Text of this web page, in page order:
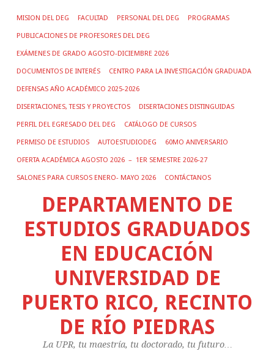
MISION DEL DEG FACULTAD PERSONAL DEL DEG PROGRAMAS
PUBLICACIONES DE PROFESORES DEL DEG
EXÁMENES DE GRADO AGOSTO-DICIEMBRE 2026
DOCUMENTOS DE INTERÉS CENTRO PARA LA INVESTIGACIÓN GRADUADA
DEFENSAS AÑO ACADÉMICO 2025-2026
DISERTACIONES, TESIS Y PROYECTOS DISERTACIONES DISTINGUIDAS
PERFIL DEL EGRESADO DEL DEG CATÁLOGO DE CURSOS
PERMISO DE ESTUDIOS AUTOESTUDIODEG 60MO ANIVERSARIO
OFERTA ACADÉMICA AGOSTO 2026 – 1ER SEMESTRE 2026-27
SALONES PARA CURSOS ENERO- MAYO 2026 CONTÁCTANOS
DEPARTAMENTO DE
ESTUDIOS GRADUADOS
EN EDUCACIÓN
UNIVERSIDAD DE
PUERTO RICO, RECINTO
DE RÍO PIEDRAS
La UPR, tu maestría, tu doctorado, tu futuro…